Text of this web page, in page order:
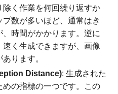
く作業を何回繰り返すか
数が多いほど、通常はき
時間がかかります。逆に
く生成できますが、画像
ります。
Distance): 生成された
の指標の一つです。この